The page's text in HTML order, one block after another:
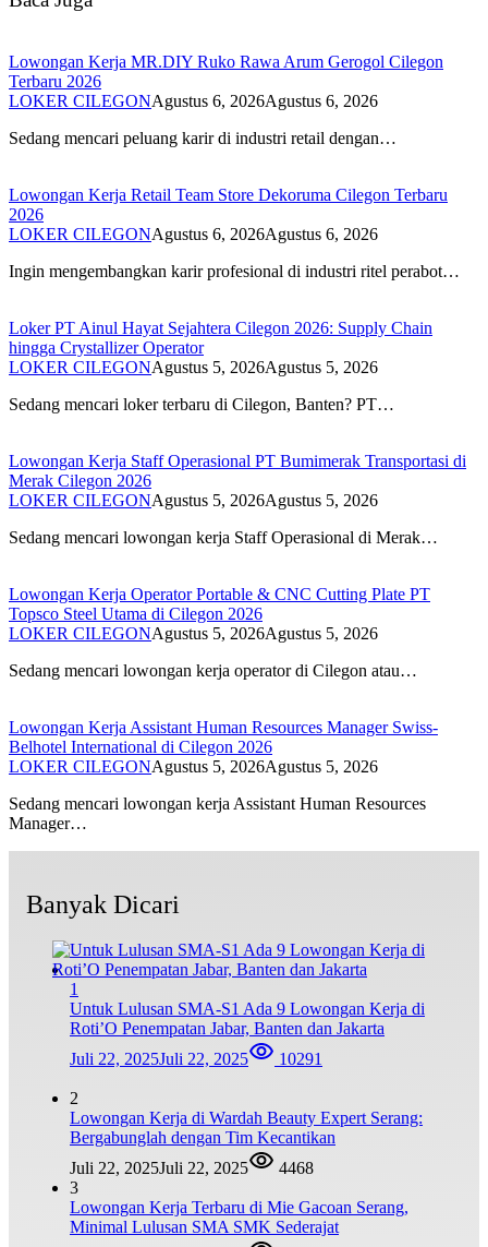
Lowongan Kerja MR.DIY Ruko Rawa Arum Gerogol Cilegon
Terbaru 2026
LOKER CILEGONAgustus 6, 2026Agustus 6, 2026
Sedang mencari peluang karir di industri retail dengan…
Lowongan Kerja Retail Team Store Dekoruma Cilegon Terbaru
2026
LOKER CILEGONAgustus 6, 2026Agustus 6, 2026
Ingin mengembangkan karir profesional di industri ritel perabot…
Loker PT Ainul Hayat Sejahtera Cilegon 2026: Supply Chain
hingga Crystallizer Operator
LOKER CILEGONAgustus 5, 2026Agustus 5, 2026
Sedang mencari loker terbaru di Cilegon, Banten? PT…
Lowongan Kerja Staff Operasional PT Bumimerak Transportasi di
Merak Cilegon 2026
LOKER CILEGONAgustus 5, 2026Agustus 5, 2026
Sedang mencari lowongan kerja Staff Operasional di Merak…
Lowongan Kerja Operator Portable & CNC Cutting Plate PT
Topsco Steel Utama di Cilegon 2026
LOKER CILEGONAgustus 5, 2026Agustus 5, 2026
Sedang mencari lowongan kerja operator di Cilegon atau…
Lowongan Kerja Assistant Human Resources Manager Swiss-
Belhotel International di Cilegon 2026
LOKER CILEGONAgustus 5, 2026Agustus 5, 2026
Sedang mencari lowongan kerja Assistant Human Resources
Manager…
Banyak Dicari
1
Untuk Lulusan SMA-S1 Ada 9 Lowongan Kerja di
Roti’O Penempatan Jabar, Banten dan Jakarta
Juli 22, 2025Juli 22, 2025 10291
2
Lowongan Kerja di Wardah Beauty Expert Serang:
Bergabunglah dengan Tim Kecantikan
Juli 22, 2025Juli 22, 2025
4468
3
Lowongan Kerja Terbaru di Mie Gacoan Serang,
Minimal Lulusan SMA SMK Sederajat